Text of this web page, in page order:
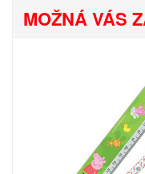
MOŽNÁ VÁS